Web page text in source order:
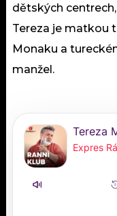
dětských
Tereza je matkou
Monaku a
manžel.